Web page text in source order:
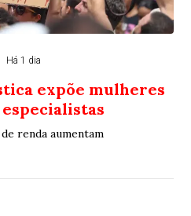
Há 1 dia
expõe mulheres
renda aumentam